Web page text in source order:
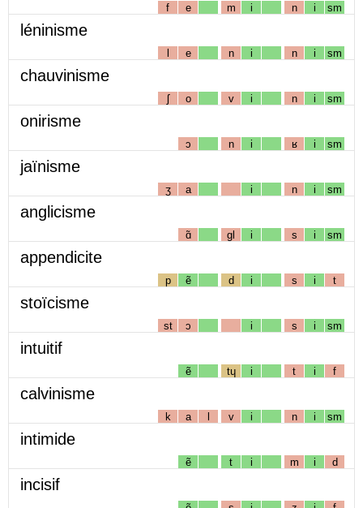
f e m i n i sm
léninisme
l e n i n i sm
chauvinisme
ʃ o v i n i sm
onirisme
ɔ n i ʁ i sm
jaïnisme
ʒ a i n i sm
anglicisme
ɑ̃ gl i s i sm
appendicite
p ẽ d i s i t
stoïcisme
st ɔ i s i sm
intuitif
ẽ tɥ i t i f
calvinisme
k a l v i n i sm
intimide
ẽ t i m i d
incisif